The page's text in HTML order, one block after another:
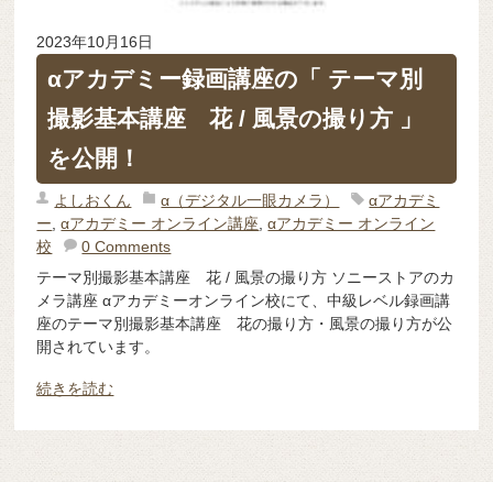
2023年10月16日
αアカデミー録画講座の「 テーマ別
撮影基本講座 花 / 風景の撮り方 」
を公開！
よしおくん α（デジタル一眼カメラ）
αアカデミ
ー ,αアカデミー オンライン講座 ,αアカデミー オンライン
校
0 Comments
テーマ別撮影基本講座 花 / 風景の撮り方 ソニーストアのカ
メラ講座 αアカデミーオンライン校にて、中級レベル録画講
座のテーマ別撮影基本講座 花の撮り方・風景の撮り方が公
開されています。
続きを読む